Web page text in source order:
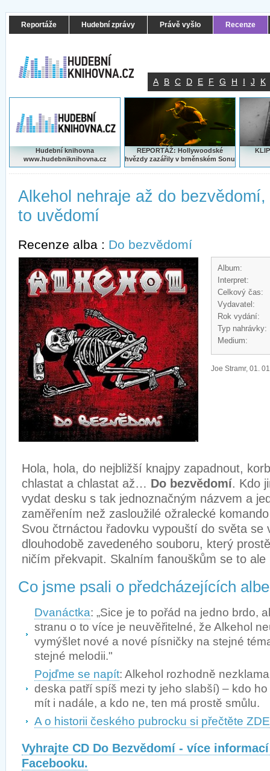
Reportáže Hudební zprávy Právě vyšlo Recenze
A B C D E F G H I J K
Hudební knihovna
www.hudebniknihovna.cz
REPORTÁŽ: Hollywoodské
hvězdy zazářily v brněnském Sonu
Alkehol nehraje až do
to uvědomí
Recenze alba : Do bezvědomí
Album:
Interpret:
Celkový čas:
Vydavatel:
Rok vydání:
Typ nahrávky:
Medium:
Joe Stramr, 01.
Hola, hola, do nejbližší knajpy zapadnout,
chlastat a chlastat až… Do bezvědomí. Kdo
vydat desku s tak jednoznačným názvem a
zaměřením než zasloužilé ožralecké
Svou čtrnáctou řadovku vypouští do světa se
dlouhodobě zavedeného souboru, který
ničím překvapit. Skalním fanouškům se to
Co jsme psali o předcházejících
Dvanáctka: „Sice je to pořád na jedno brdo,
stranu o to více je neuvěřitelné, že Alkehol
vymýšlet nové a nové písničky na stejné
stejné melodii."
Pojďme se napít: Alkehol rozhodně
deska patří spíš mezi ty jeho slabší) – kdo
mít i nadále, a kdo ne, ten má prostě smůlu.
A o historii českého pubrocku si přečtěte ZDE
Vyhrajte CD Do Bezvědomí - více
Facebooku.